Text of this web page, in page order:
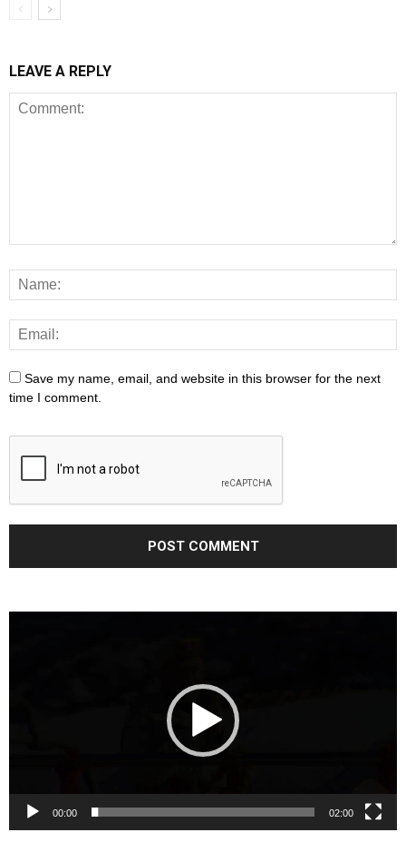
LEAVE A REPLY
Save my name, email, and website in this browser for the next
time I comment.
00:00 02:00